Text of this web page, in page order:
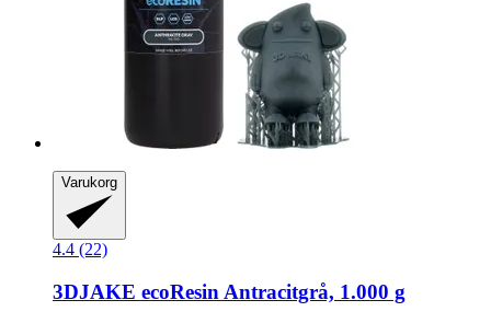
Varukorg
4.4 (22)
3DJAKE ecoResin Antracitgrå, 1.000 g